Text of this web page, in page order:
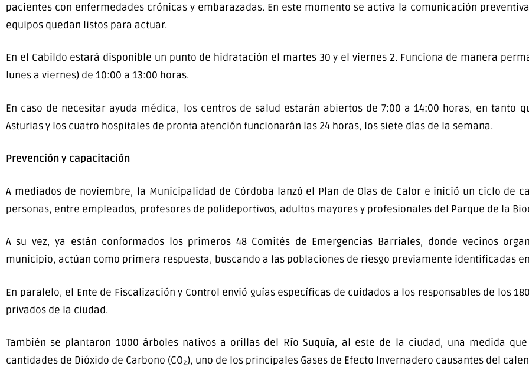
pacientes con enfermedades crónicas y embarazadas. En este momento se activa la comunicación
equipos quedan listos para actuar.
En el Cabildo estará disponible un punto de hidratación el martes 30 y el viernes 2. Funciona de manera
lunes a viernes) de 10:00 a 13:00 horas.
En caso de necesitar ayuda médica, los centros de salud estarán abiertos de 7:00 a 14:00 horas, en tanto
Asturias y los cuatro hospitales de pronta atención funcionarán las 24 horas, los siete días de la semana.
Prevención y capacitación
A mediados de noviembre, la Municipalidad de Córdoba lanzó el Plan de Olas de Calor e inició un ciclo de
personas, entre empleados, profesores de polideportivos, adultos mayores y profesionales del Parque de la
A su vez, ya están conformados los primeros 48 Comités de Emergencias Barriales, donde vecinos
municipio, actúan como primera respuesta, buscando a las poblaciones de riesgo previamente identificadas
En paralelo, el Ente de Fiscalización y Control envió guías específicas de cuidados a los responsables de los
privados de la ciudad.
También se plantaron 1000 árboles nativos a orillas del Río Suquía, al este de la ciudad, una medida
cantidades de Dióxido de Carbono (CO₂), uno de los principales Gases de Efecto Invernadero causantes del